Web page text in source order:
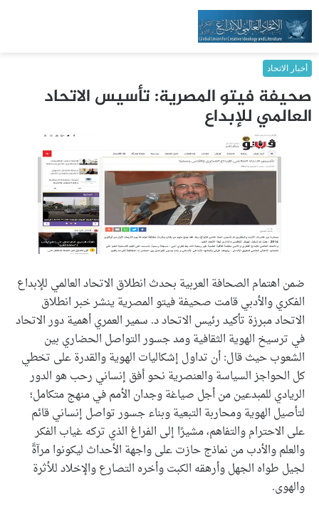
أخبار الاتحاد
صحيفة فيتو المصرية: تأسيس الاتحاد
العالمي للإبداع
ضمن اهتمام الصحافة العربية بحدث انطلاق الاتحاد العالمي للإبداع
الفكري والأدبي قامت صحيفة فيتو المصرية ينشر خبر انطلاق
الاتحاد مبرزة تأكيد رئيس الاتحاد د. سمير العمري أهمية دور الاتحاد
في ترسيخ الهوية الثقافية ومد جسور التواصل الحضاري بين
الشعوب حيث قال: أن تداول إشكاليات الهوية والقدرة على تخطي
كل الحواجز السياسة والعنصرية نحو أفق إنساني رحب هو الدور
الريادي للمبدعين من أجل صياغة وجدان الأمم في منهج متكامل؛
لتأصيل الهوية ومحاربة التبعية وبناء جسور تواصل إنساني قائم
على الاحترام والتفاهم، مشيرًا إلى الفراغ الذي تركه غياب الفكر
والعلم والأدب من نماذج حازت على واجهة الأحداث ليكونوا مرآةً
لجيل طواه الجهل وأرهقه الكبت وأخره التصارع والإخلاد للأثرة
والهوى.